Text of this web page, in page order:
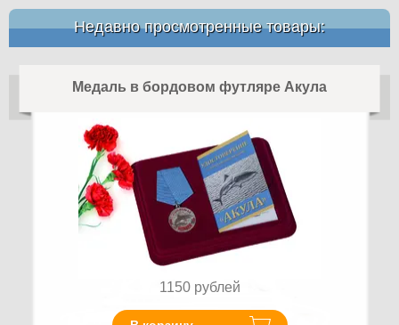
Недавно просмотренные товары:
Медаль в бордовом футляре Акула
1150 рублей